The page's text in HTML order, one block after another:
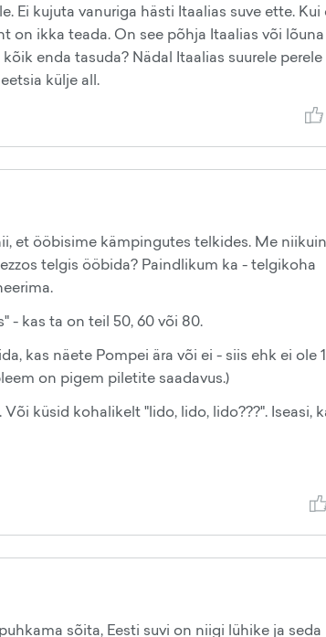
Ei kujuta vanuriga hästi Itaalias suve ette.
on ikka teada. On see põhja Itaalias või lõuna
enda tasuda? Nädal Itaalias suurele perele
külje all.
et ööbisime kämpingutes telkides. Me
telgis ööbida? Paindlikum ka - telgikoha
- kas ta on teil 50, 60 või 80.
kas näete Pompei ära või ei - siis ehk ei ole
on pigem piletite saadavus.)
küsid kohalikelt "lido, lido, lido???". Iseasi,
sõita, Eesti suvi on niigi lühike ja seda